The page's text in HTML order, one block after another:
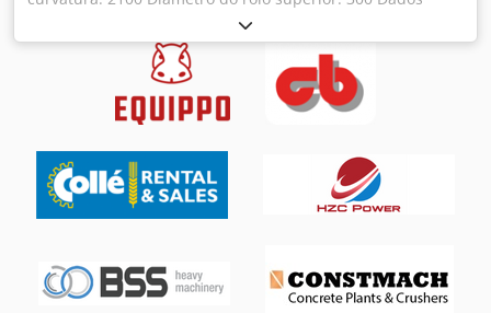
técnicos: - Rolos temperados e polidos - Corpo completo
em aço ST-52 - Os 4 rolos estão dispostos simetricamente -
Tampa acionada hidraulicamente para fácil remoção do
material - Visor digital para posição do rolo inferior e
lateral - entrega hidráulica - Os rolos superiores e
engrenagens - Os movimentos verticais do rolo inferior são
acionados hidraulicamente - Painel de controle móvel - De
acordo com as normas CE Opcionalmente: Cjdpfsd Ab R
central - Apoios laterais - Extrator automático de material
- Controle PLC - Controle CNC - Sistema automático de